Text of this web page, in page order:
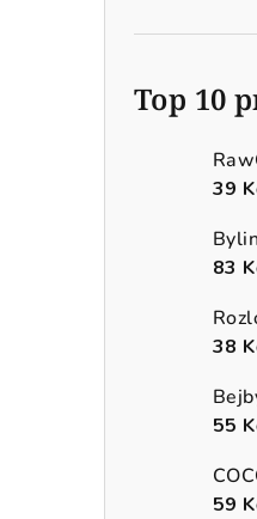
Top 10
39
83
38
55
59